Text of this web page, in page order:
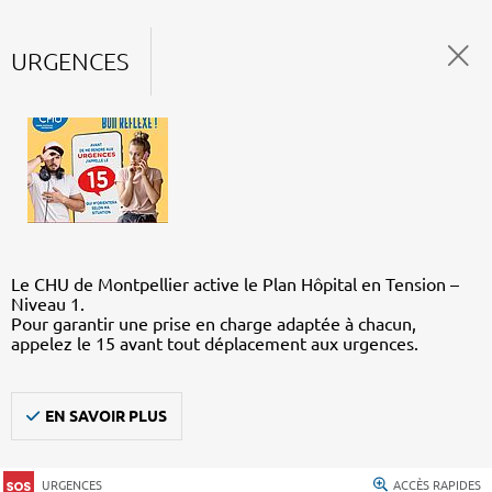
URGENCES
Le CHU de Montpellier active le Plan Hôpital en Tension –
Niveau 1.
Pour garantir une prise en charge adaptée à chacun,
appelez le 15 avant tout déplacement aux urgences.
EN SAVOIR PLUS
URGENCES ACCÈS RAPIDES